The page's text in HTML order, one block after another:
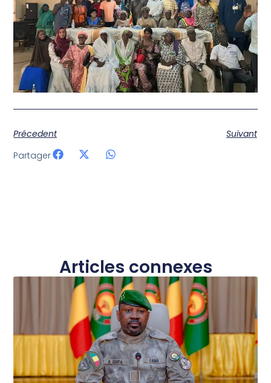
Précedent
Suivant
Partager
Articles connexes